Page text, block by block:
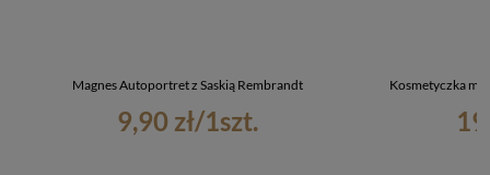
Magnes Autoportret z Saskią Rembrandt
9,90 zł/1szt.
Kosmetyczka